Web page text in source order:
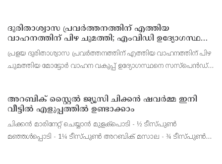
അനുവദി
ദുരിതാശ്വാസ പ്രവർത്തനത്തിന് എത്തിയ
വാഹനത്തിന് പിഴ ചുമത്തി; എംവിഡി ഉദ്യോഗസ്ഥന്
സസ്പെൻഷൻ
പ്രളയ ദുരിതാശ്വാസ പ്രവർത്തനത്തിന് എത്തിയ വാഹനത്തിന് പിഴ
ചുമത്തിയ മോട്ടോർ വാഹന വകുപ്പ് ഉദ്യോഗസ്ഥനെ സസ്പെൻഡ്
അറബിക് സ്റ്റൈൽ ജ്യൂസി ചിക്കൻ ഷവർമ്മ ഇനി
വീട്ടിൽ എളുപ്പത്തിൽ ഉണ്ടാക്കാം
ചിക്കൻ മാരിനേറ്റ് ചെയ്യാൻ മുളക്പൊടി - ½ ടീസ്പുൺ
മഞ്ഞൾപ്പൊടി - 1¼ ടീസ്പുൺ അറബിക് മസാല - ¾ ടീസ്പുൺ